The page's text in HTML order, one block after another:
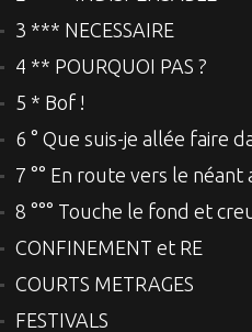
3 *** NECESSAIRE
4 ** POURQUOI PAS ?
5 * Bof !
6 ° Que suis-je allée faire
7 °° En route vers le néant
8 °°° Touche le fond et
CONFINEMENT et RE
COURTS METRAGES
FESTIVALS